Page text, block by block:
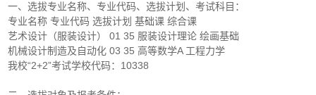
一、选拔专业名称、专业代码、选拔计划、考试科目：
专业名称 专业代码 选拔计划 基础课 综合课
艺术设计（服装设计） 01 35 服装设计理论 绘画基础
机械设计制造及自动化 03 35 高等数学A 工程力学
我校“2+2”考试学校代码：10338